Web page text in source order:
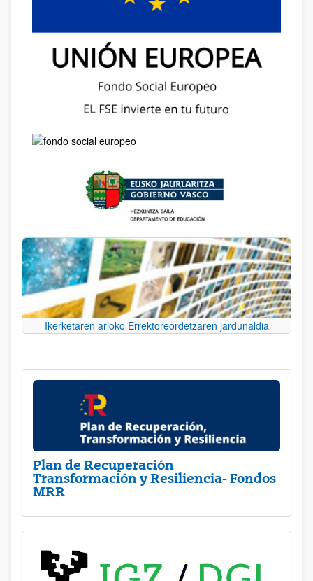
Ikerketaren arloko Errektoreordetzaren jardunaldia
Plan de Recuperación
Transformación y Resiliencia- Fondos
MRR